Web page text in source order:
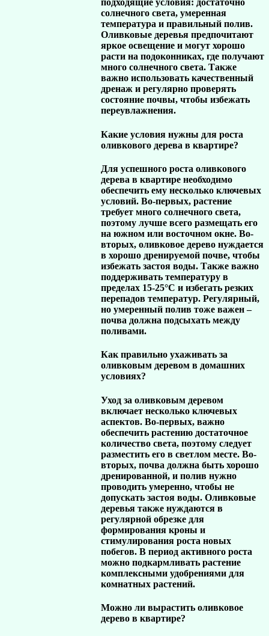
подходящие условия: достаточно
солнечного света, умеренная
температура и правильный полив.
Оливковые деревья предпочитают
яркое освещение и могут хорошо
расти на подоконниках, где получают
много солнечного света. Также
важно использовать качественный
дренаж и регулярно проверять
состояние почвы, чтобы избежать
переувлажнения.
Какие условия нужны для роста
оливкового дерева в квартире?
Для успешного роста оливкового
дерева в квартире необходимо
обеспечить ему несколько ключевых
условий. Во-первых, растение
требует много солнечного света,
поэтому лучше всего размещать его
на южном или восточном окне. Во-
вторых, оливковое дерево нуждается
в хорошо дренируемой почве, чтобы
избежать застоя воды. Также важно
поддерживать температуру в
пределах 15-25°C и избегать резких
перепадов температур. Регулярный,
но умеренный полив тоже важен –
почва должна подсыхать между
поливами.
Как правильно ухаживать за
оливковым деревом в домашних
условиях?
Уход за оливковым деревом
включает несколько ключевых
аспектов. Во-первых, важно
обеспечить растению достаточное
количество света, поэтому следует
разместить его в светлом месте. Во-
вторых, почва должна быть хорошо
дренированной, и полив нужно
проводить умеренно, чтобы не
допускать застоя воды. Оливковые
деревья также нуждаются в
регулярной обрезке для
формирования кроны и
стимулирования роста новых
побегов. В период активного роста
можно подкармливать растение
комплексными удобрениями для
комнатных растений.
Можно ли вырастить оливковое
дерево в квартире?